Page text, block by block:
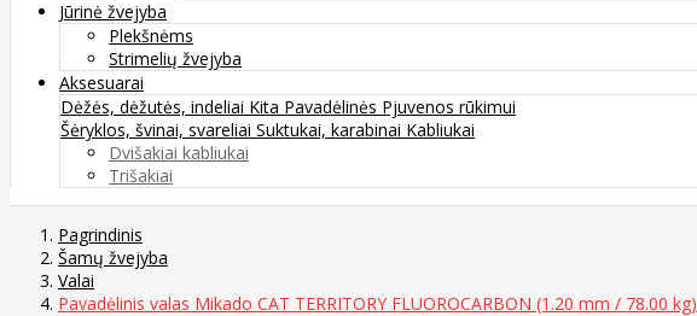
Jūrinė žvejyba
Plekšnėms
Strimelių žvejyba
Aksesuarai
Dėžės, dėžutės, indeliai Kita Pavadėlinės Pjuvenos rūkimui
Šėryklos, švinai, svareliai Suktukai, karabinai Kabliukai
Dvišakiai kabliukai
Trišakiai
Pagrindinis
Šamų žvejyba
Valai
Pavadėlinis valas Mikado CAT TERRITORY FLUOROCARBON (1.20 mm / 78.00 kg)